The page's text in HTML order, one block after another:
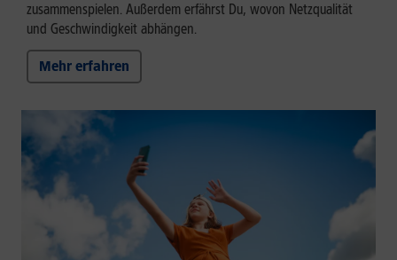
zusammenspielen. Außerdem erfährst Du, wovon Netzqualität
und Geschwindigkeit abhängen.
Mehr erfahren